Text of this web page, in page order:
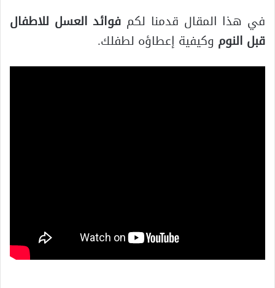
في هذا المقال قدمنا لكم فوائد العسل للاطفال
قبل النوم وكيفية إعطاؤه لطفلك.